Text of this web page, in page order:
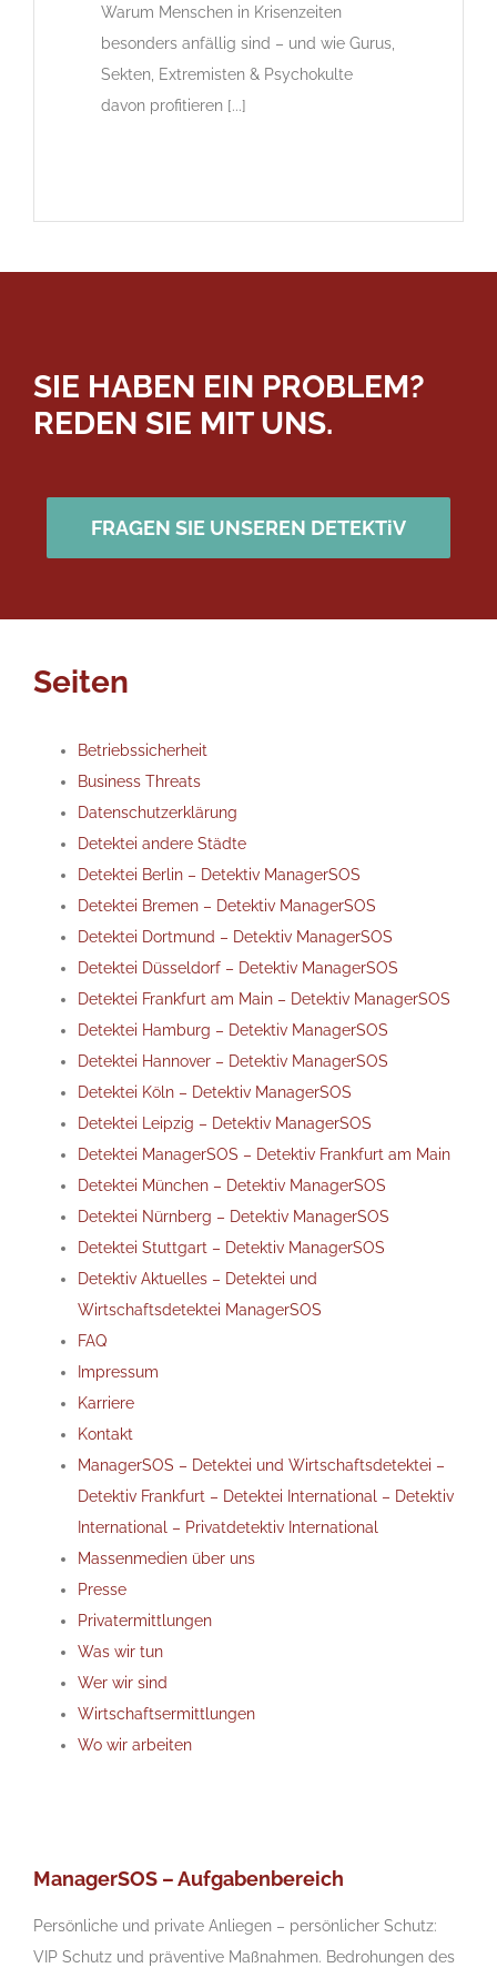
Warum Menschen in Krisenzeiten
besonders anfällig sind – und wie Gurus,
Sekten, Extremisten & Psychokulte
davon profitieren [...]
SIE HABEN EIN PROBLEM?
REDEN SIE MIT UNS.
FRAGEN SIE UNSEREN DETEKTiV
Seiten
Betriebssicherheit
Business Threats
Datenschutzerklärung
Detektei andere Städte
Detektei Berlin – Detektiv ManagerSOS
Detektei Bremen – Detektiv ManagerSOS
Detektei Dortmund – Detektiv ManagerSOS
Detektei Düsseldorf – Detektiv ManagerSOS
Detektei Frankfurt am Main – Detektiv ManagerSOS
Detektei Hamburg – Detektiv ManagerSOS
Detektei Hannover – Detektiv ManagerSOS
Detektei Köln – Detektiv ManagerSOS
Detektei Leipzig – Detektiv ManagerSOS
Detektei ManagerSOS – Detektiv Frankfurt am Main
Detektei München – Detektiv ManagerSOS
Detektei Nürnberg – Detektiv ManagerSOS
Detektei Stuttgart – Detektiv ManagerSOS
Detektiv Aktuelles – Detektei und
Wirtschaftsdetektei ManagerSOS
FAQ
Impressum
Karriere
Kontakt
ManagerSOS – Detektei und Wirtschaftsdetektei –
Detektiv Frankfurt – Detektei International – Detektiv
International – Privatdetektiv International
Massenmedien über uns
Presse
Privatermittlungen
Was wir tun
Wer wir sind
Wirtschaftsermittlungen
Wo wir arbeiten
ManagerSOS – Aufgabenbereich
Persönliche und private Anliegen – persönlicher Schutz:
VIP Schutz und präventive Maßnahmen. Bedrohungen des